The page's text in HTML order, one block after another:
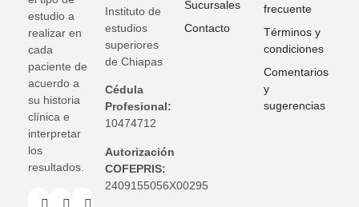
estudio a
realizar en
cada
paciente de
acuerdo a
su historia
clínica e
interpretar
los
resultados.
Instituto de
estudios
superiores
de Chiapas
Cédula
Profesional:
10474712
Autorización
COFEPRIS:
2409155056X00295
Sucursales
Contacto
frecuente
Términos y
condiciones
Comentarios
y
sugerencias